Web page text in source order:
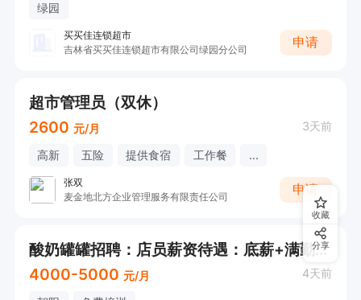
绿园
买买佳连锁超市
吉林省买买佳连锁超市有限公司绿园分公司
申请
超市管理员（双休）
2600 元/月 3天前
高新 五险 提供食宿 工作餐 ...
张双
麦金地北方企业管理服务有限责任公司
申请
酸奶罐罐招聘：店员薪资待遇：底薪+满勤+绩效+提成
4000-5000 元/月 4天前
收藏
分享